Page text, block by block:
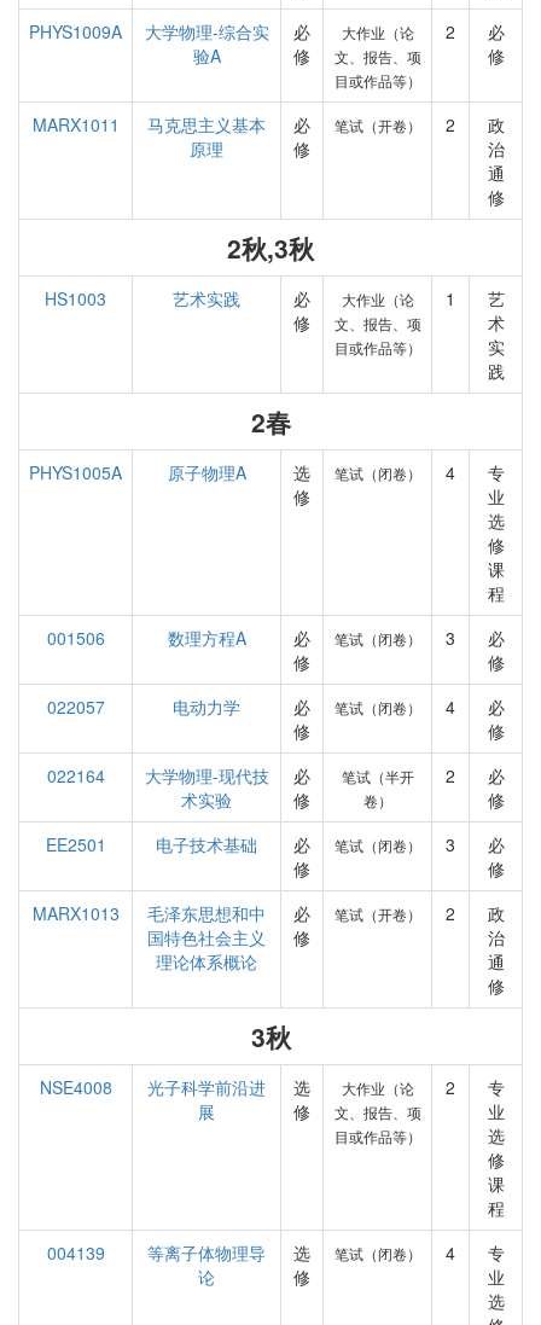
PHYS1009A
大学物理-综合实
验A
必
修
大作业（论
文、报告、项
目或作品等）
2
必
修
MARX1011
马克思主义基本
原理
必
修
笔试（开卷） 2
政
治
通
修
2秋,3秋
HS1003 艺术实践
必
修
大作业（论
文、报告、项
目或作品等）
1
艺
术
实
践
2春
PHYS1005A 原子物理A
选
修
笔试（闭卷） 4
专
业
选
修
课
程
001506
数理方程A
必
修
笔试（闭卷） 3
必
修
022057
电动力学
必
修
笔试（闭卷） 4
必
修
022164
大学物理-现代技
术实验
必
修
笔试（半开
卷）
2
必
修
EE2501
电子技术基础
必
修
笔试（闭卷） 3
必
修
MARX1013
毛泽东思想和中
国特色社会主义
理论体系概论
必
修
笔试（开卷） 2
政
治
通
修
3秋
NSE4008
光子科学前沿进
展
选
修
大作业（论
文、报告、项
目或作品等）
2
专
业
选
修
课
程
004139
等离子体物理导
论
选
修
笔试（闭卷） 4
专
业
选